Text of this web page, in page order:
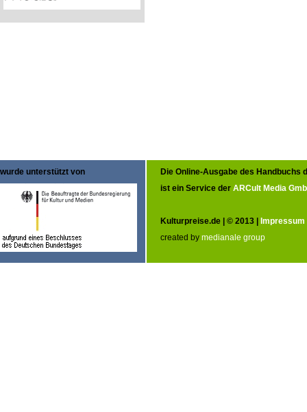
wurde unterstützt von
Die Online-Ausgabe des Handbuchs
ist ein Service der ARCult Media
Kulturpreise.de | © 2013 | Impressum
created by medianale group